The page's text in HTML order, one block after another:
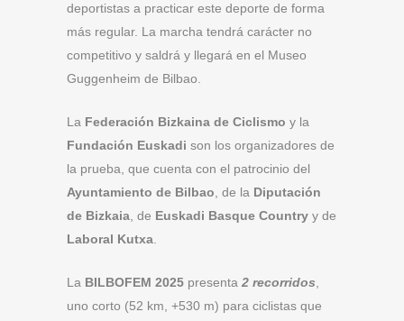
deportistas a practicar este deporte de forma
más regular. La marcha tendrá carácter no
competitivo y saldrá y llegará en el Museo
Guggenheim de Bilbao.
La Federación Bizkaina de Ciclismo y la
Fundación Euskadi son los organizadores de
la prueba, que cuenta con el patrocinio del
Ayuntamiento de Bilbao , de la Diputación
de Bizkaia , de Euskadi Basque Country y de
Laboral Kutxa
La BILBOFEM 2025 presenta 2 recorridos
uno corto (52 km, +530 m) para ciclistas que